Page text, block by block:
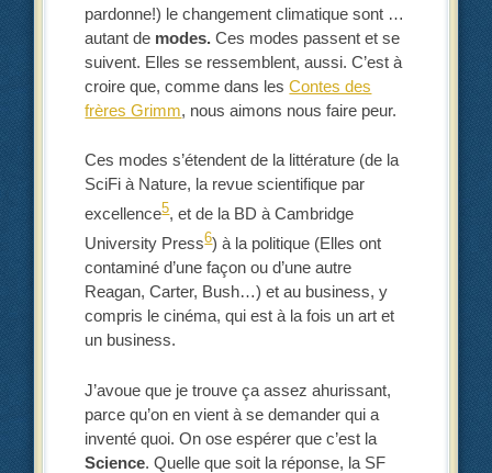
pardonne!) le changement climatique sont …
autant de modes.Ces modes passent et se
suivent. Elles se ressemblent, aussi. C’est à
croire que, comme dans lesContes des
frères Grimm, nous aimons nous faire peur.
Ces modes s’étendent de la littérature (de la
SciFi à Nature, la revue scientifique par
excellence5, et de la BD à Cambridge
University Press6) à la politique (Elles ont
contaminé d’une façon ou d’une autre
Reagan, Carter, Bush…) et au business, y
compris le cinéma, qui est à la fois un art et
un business.
J’avoue que je trouve ça assez ahurissant,
parce qu’on en vient à se demander qui a
inventé quoi. On ose espérer que c’est la
Science. Quelle que soit la réponse, la SF